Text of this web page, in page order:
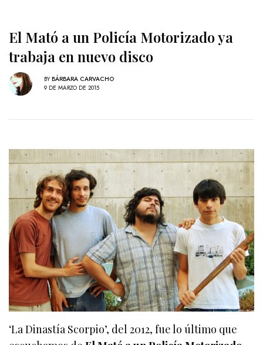
El Mató a un Policía Motorizado ya
trabaja en nuevo disco
BY BÁRBARA CARVACHO
9 DE MARZO DE 2015
‘La Dinastía Scorpio’, del 2012, fue lo último que